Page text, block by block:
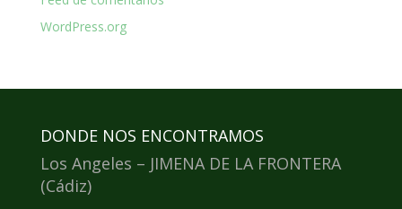
WordPress.org
DONDE NOS ENCONTRAMOS
Los Angeles – JIMENA DE LA FRONTERA
(Cádiz)